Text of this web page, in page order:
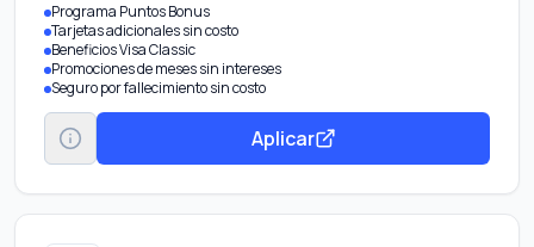
Programa Puntos Bonus
Tarjetas adicionales sin costo
Beneficios Visa Classic
Promociones de meses sin intereses
Seguro por fallecimiento sin costo
Aplicar